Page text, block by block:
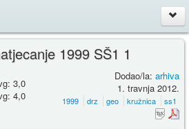
1999 SŠ1 1
3,0
4,0
Dodao/la: arhiva
1. travnja 2012.
1999 drz geo kružnica ss1